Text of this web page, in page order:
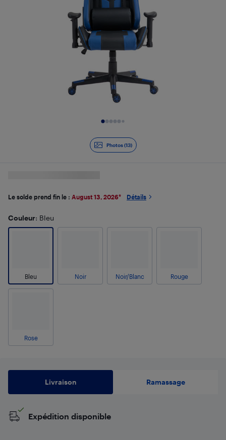
Photos (13)
Le solde prend fin le : August 13, 2026* Détails
Couleur: Bleu
Bleu Noir Noir/Blanc Rouge
Rose
Livraison Ramassage
Expédition disponible